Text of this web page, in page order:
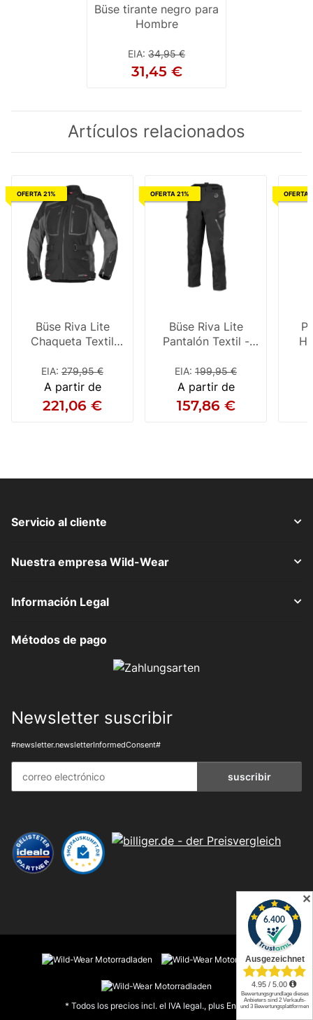
Büse tirante negro para
Hombre
EIA: 34,95 €
31,45 €
Artículos relacionados
OFERTA 21%
Büse Riva Lite
Chaqueta Textil
EIA: 279,95 €
A partir de
221,06 €
OFERTA 21%
Büse Riva Lite
Pantalón Textil -
EIA: 199,95 €
A partir de
157,86 €
OFERTA
Servicio al cliente
Nuestra empresa Wild-Wear
Información Legal
Métodos de pago
Newsletter suscribir
#newsletter.newsletterInformedConsent#
suscribir
* Todos los precios incl. el IVA legal., plus Envío
✕